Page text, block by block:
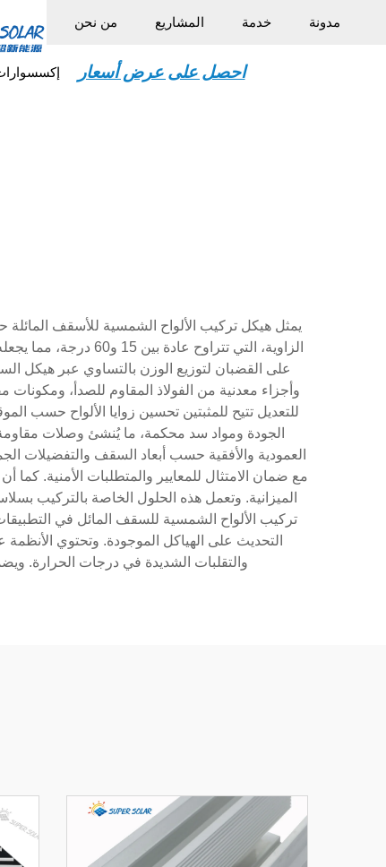
من نحن المشاريع خدمة مدونة
احصل على عرض أسعار
يمثل هيكل تركيب الألواح الشمسية للأسقف
الزاوية، التي
على القضبان لتوزيع الوزن بالتساوي عبر هيكل
وأجزاء معدنية من الفولاذ المقاوم للصدأ،
للتعديل تتيح للمثبتين تحسين زوايا الألواح حسب
الجودة ومواد سد محكمة، ما يُنشئ وصلات
العمودية والأفقية حسب أبعاد السقف والتفضيلات
مع ضمان الامتثال للمعايير والمتطلبات الأمنية.
الميزانية. وتعمل هذه الحلول الخاصة بالتركيب
تركيب الألواح الشمسية للسقف المائل في
التحديث على الهياكل الموجودة. وتحتوي الأنظمة
والتقلبات الشديدة في درجات الحرارة.